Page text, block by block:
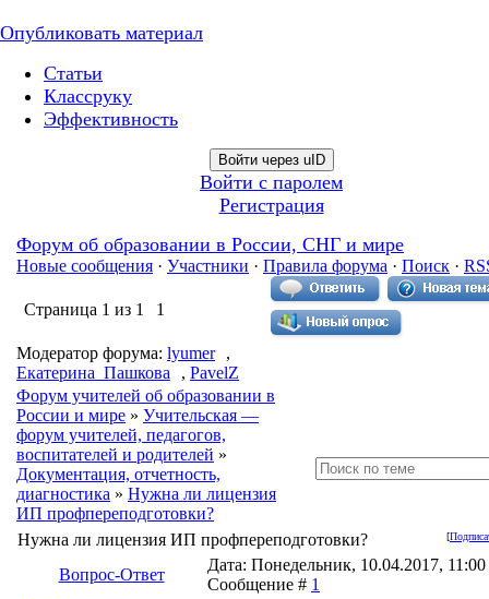
Опубликовать материал
Статьи
Классруку
Эффективность
Войти через uID
Войти с паролем
Регистрация
Форум об образовании в России, СНГ и мире
Новые сообщения · Участники · Правила форума · Поиск ·
Страница 1 из 1 1
Модератор форума: lyumer
,
Екатерина_Пашкова
, PavelZ
Форум учителей об образовании в
России и мире » Учительская —
форум учителей, педагогов,
воспитателей и родителей »
Документация, отчетность,
диагностика » Нужна ли лицензия
ИП профпереподготовки?
[
Нужна ли лицензия ИП профпереподготовки?
Вопрос-Ответ
Дата: Понедельник, 10.04.2017, 11:00
Сообщение # 1